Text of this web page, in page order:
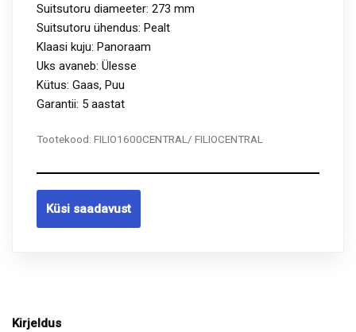
Suitsutoru diameeter: 273 mm
Suitsutoru ühendus: Pealt
Klaasi kuju: Panoraam
Uks avaneb: Ülesse
Kütus: Gaas, Puu
Garantii: 5 aastat
Tootekood: FILIO1600CENTRAL/ FILIOCENTRAL
Küsi saadavust
Kirjeldus